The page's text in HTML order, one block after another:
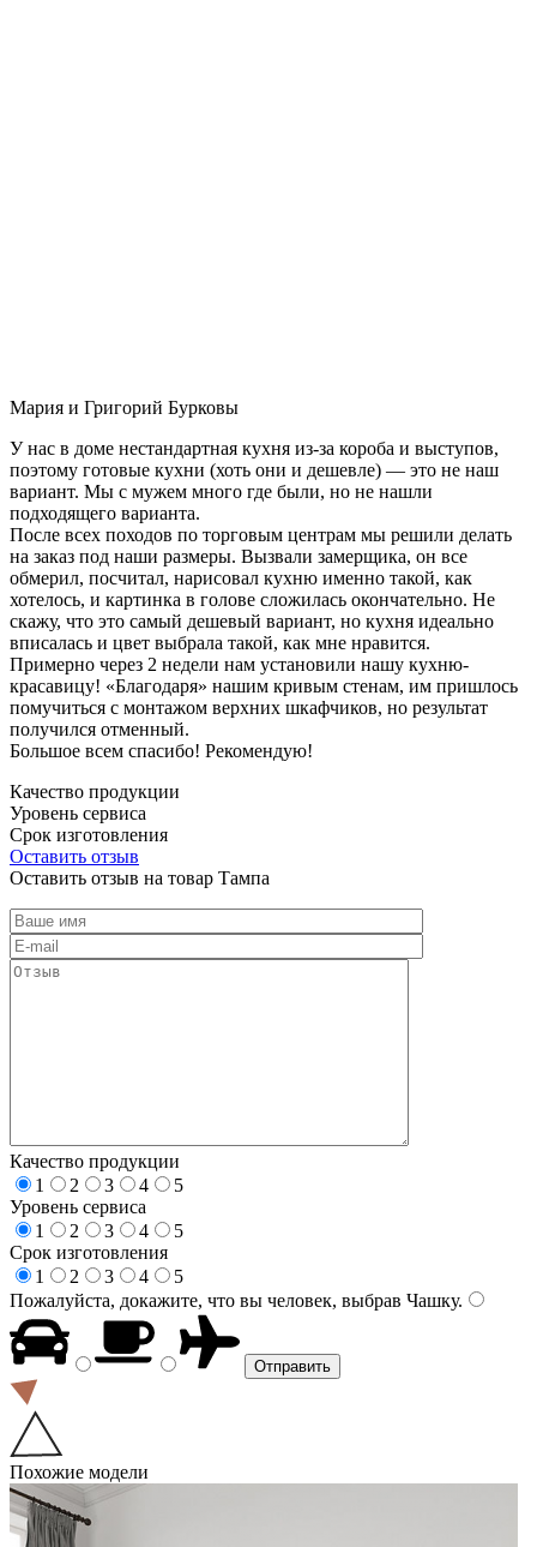
Мария и Григорий Бурковы
У нас в доме нестандартная кухня из-за короба и выступов,
поэтому готовые кухни (хоть они и дешевле) — это не наш
вариант. Мы с мужем много где были, но не нашли
подходящего варианта.
После всех походов по торговым центрам мы решили делать
на заказ под наши размеры. Вызвали замерщика, он все
обмерил, посчитал, нарисовал кухню именно такой, как
хотелось, и картинка в голове сложилась окончательно. Не
скажу, что это самый дешевый вариант, но кухня идеально
вписалась и цвет выбрала такой, как мне нравится.
Примерно через 2 недели нам установили нашу кухню-
красавицу! «Благодаря» нашим кривым стенам, им пришлось
помучиться с монтажом верхних шкафчиков, но результат
получился отменный.
Большое всем спасибо! Рекомендую!
Качество продукции
Уровень сервиса
Срок изготовления
Оставить отзыв
Оставить отзыв на товар Тампа
Качество продукции
1
2 3 4
5
Уровень сервиса
1
2 3 4
5
Срок изготовления
1
2 3 4
5
Пожалуйста, докажите, что вы человек, выбрав Чашку.
Похожие модели